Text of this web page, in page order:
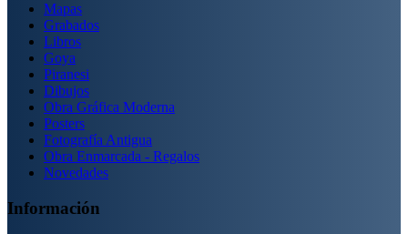
Mapas
Grabados
Libros
Goya
Piranesi
Dibujos
Obra Gráfica Moderna
Posters
Fotografía Antigua
Obra Enmarcada - Regalos
Novedades
Información